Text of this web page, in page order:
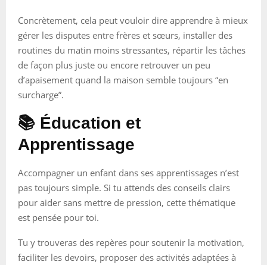
Concrètement, cela peut vouloir dire apprendre à mieux
gérer les disputes entre frères et sœurs, installer des
routines du matin moins stressantes, répartir les tâches
de façon plus juste ou encore retrouver un peu
d’apaisement quand la maison semble toujours “en
surcharge”.
📚 Éducation et
Apprentissage
Accompagner un enfant dans ses apprentissages n’est
pas toujours simple. Si tu attends des conseils clairs
pour aider sans mettre de pression, cette thématique
est pensée pour toi.
Tu y trouveras des repères pour soutenir la motivation,
faciliter les devoirs, proposer des activités adaptées à